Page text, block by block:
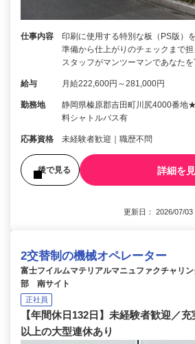
仕事内容
印刷に使用する特別な板（PS版）
準備から仕上がりのチェックまで
スタッフがマンツーマンであなた
給与 月給222,600円～281,000円
勤務地
静岡県榛原郡吉田町川尻4000番地
料シャトルバス有
応募資格 未経験者歓迎｜職歴不問
後で見る 詳細を
更新日： 2026/07/
2交替制の機械オペレーター
富士フイルムマテリアルマニュファクチャリ
部 南サイト
正社員
【年間休日132日】未経験者歓迎／
以上の大型連休あり